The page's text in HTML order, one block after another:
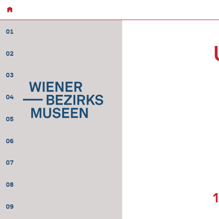
01
02
03
04
05
06
07
08
09